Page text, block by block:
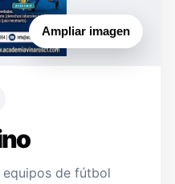
Ampliar imagen
de fútbol